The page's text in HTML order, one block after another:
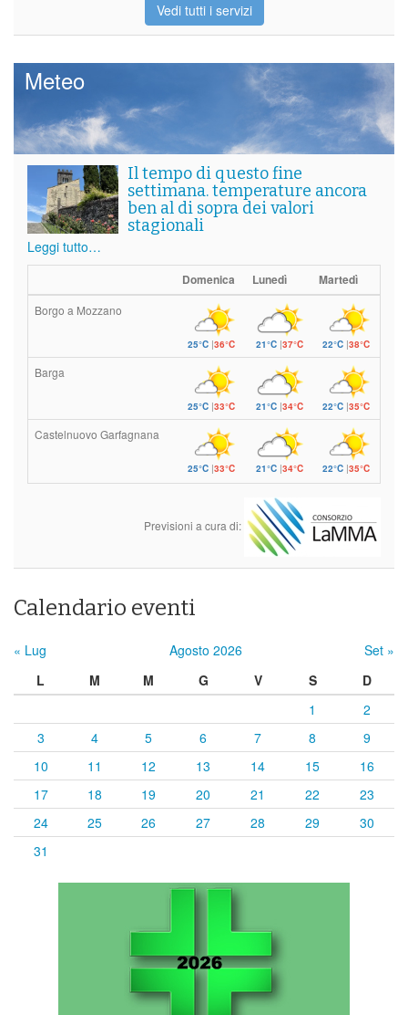
Vedi tutti i servizi
Meteo
Il tempo di questo fine
settimana. temperature ancora
ben al di sopra dei valori
stagionali
Leggi tutto…
Domenica Lunedì Martedì
Borgo a Mozzano
25°C|36°C 21°C|37°C 22°C |38°C
Barga
25°C|33°C 21°C|34°C 22°C |35°C
Castelnuovo Garfagnana
25°C|33°C 21°C|34°C 22°C |35°C
Previsioni a cura di:
Calendario eventi
« Lug Agosto 2026
Set »
L
M M G V S
D
1
2
3
4 5 6 7 8
9
10
11 12 13 14 15
16
17
18 19 20 21 22
23
24
25 26 27 28 29
30
31